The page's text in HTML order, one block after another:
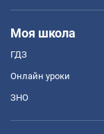
Моя школа
ГДЗ
Онлайн уроки
ЗНО